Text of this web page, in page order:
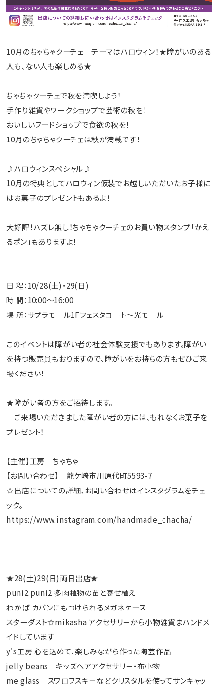
10月のちゃちゃクーチェ テーマはハロウィン！★障がいのある
人も、ない人も楽しめる★
ちゃちゃクーチェで秋を満喫しよう！
手作り雑貨やワークショップで芸術の秋を！
おいしいフードショップで食欲の秋を！
10月のちゃちゃクーチェは秋が満載です！
♪ハロウィンスペシャル♪
10月の特典としてハロウィン仮装でお越しいただいたお子様に
はお菓子のプレゼントもあるよ！
大好評！ハズレ無し！ちゃちゃクーチェのお買い物スタンプ「かえ
るポン」もありますよ！
日 程：10/28(土)・29(日)
時 間：10:00～16:00
場 所：サプラモール1Fフェスタコート～光モール
このイベントは障がい者の社会体験支援でもあります。障がい
を持つ販売員もおりますので、障がいをお持ちの方もぜひご来
場ください！
★障がい者の方をご招待します。
ご来場いただきました障がい者の方には、もれなくお菓子を
プレゼント！
【主催】工房 ちゃちゃ
【お問い合わせ】 龍ケ崎市川原代町5593-7
☆出店についての詳細、お問い合わせはインスタグラムをチェ
ック。
https://www.instagram.com/handmade_chacha/
★28(土)29(日)両日出店★
puni2.puni2 多肉植物の苗と寄せ植え
わかば カバンにもつけられるメガネケース
スターダスト☆mikasha アクセサリーから小物雑貨まハンドメ
イドしています
y's工房 心を込めて、楽しみながら作った陶芸作品
jelly beans キッズヘアアクセサリー・布小物
me glass スワロフスキーなどクリスタルを使ってサンキャッ